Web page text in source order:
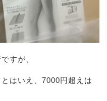
すが、
はいえ、7000円超えは